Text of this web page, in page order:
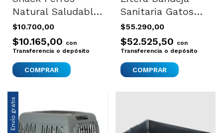
Natural Saludable
Mon Ami Trachea
Bites 70gr X4
$10.700,00
$10.165,00 con
Transferencia o depósito
Sanitaria Gatos
Filtro Olores
Nestor
$55.290,00
$52.525,50 con
Transferencia o depósito
COMPRAR
Envío gratis